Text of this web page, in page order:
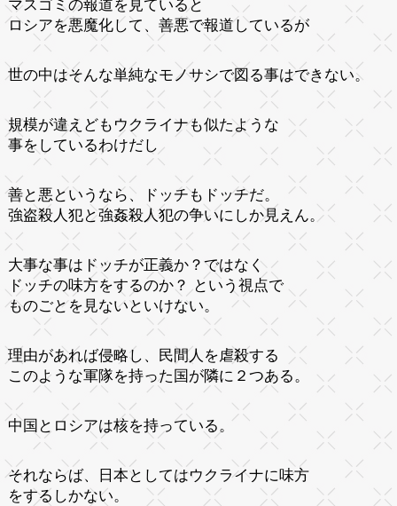
マスゴミの報道を見ていると
ロシアを悪魔化して、善悪で報道しているが
世の中はそんな単純なモノサシで図る事はできない。
規模が違えどもウクライナも似たような
事をしているわけだし
善と悪というなら、ドッチもドッチだ。
強盗殺人犯と強姦殺人犯の争いにしか見えん。
大事な事はドッチが正義か？ではなく
ドッチの味方をするのか？ という視点で
ものごとを見ないといけない。
理由があれば侵略し、民間人を虐殺する
このような軍隊を持った国が隣に２つある。
中国とロシアは核を持っている。
それならば、日本としてはウクライナに味方
をするしかない。